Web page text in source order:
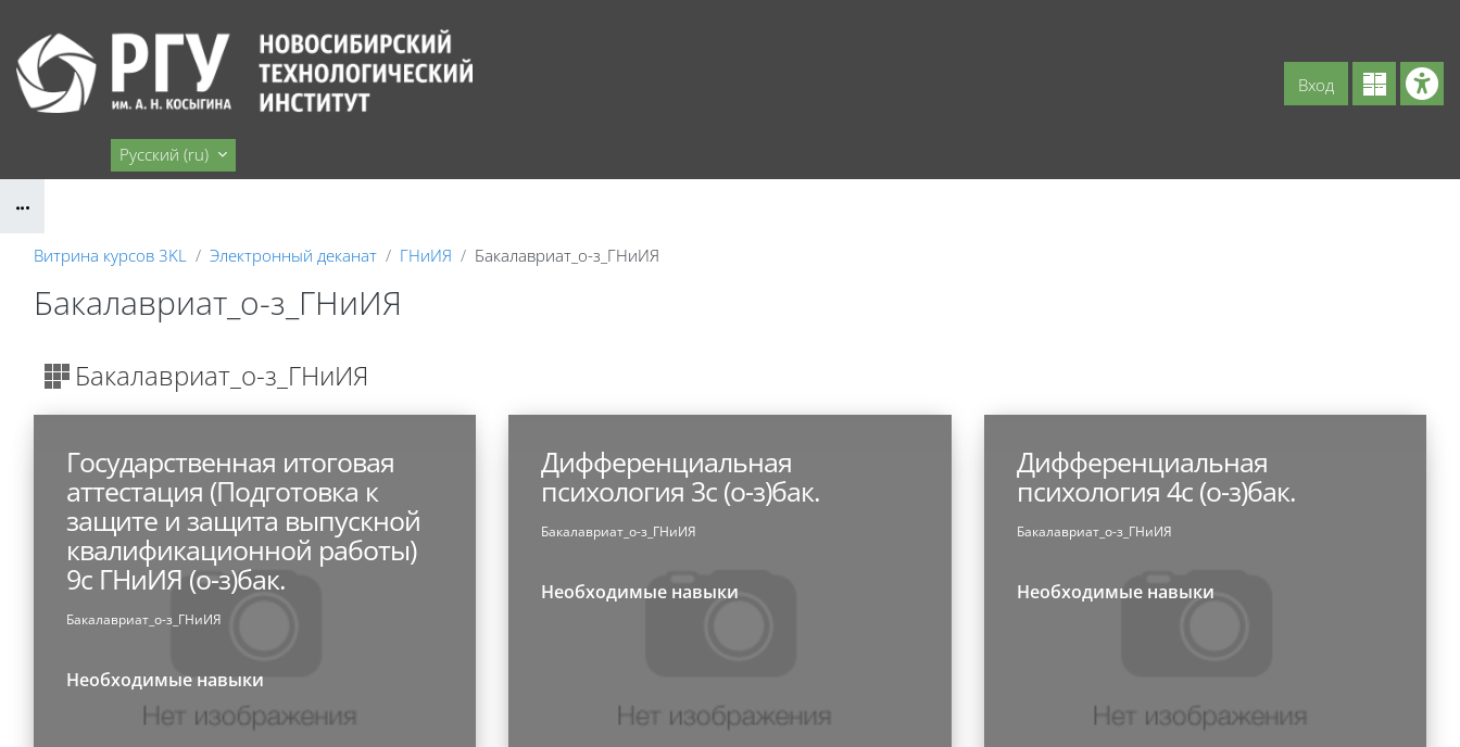
Русский ‎(ru)‎
Вход
Блоки
Витрина курсов 3KL Электронный деканат ГНиИЯ Бакалавриат_о-з_ГНиИЯ
Бакалавриат_о-з_ГНиИЯ
БлокиБакалавриат_о-з_ГНиИЯ
Государственная итоговая
аттестация (Подготовка к
защите и защита выпускной
квалификационной работы)
9с ГНиИЯ (о-з)бак.
Бакалавриат_о-з_ГНиИЯ
Необходимые навыки
Дифференциальная
психология 3с (о-з)бак.
Бакалавриат_о-з_ГНиИЯ
Необходимые навыки
Дифференциальная
психология 4с (о-з)бак.
Бакалавриат_о-з_ГНиИЯ
Необходимые навыки